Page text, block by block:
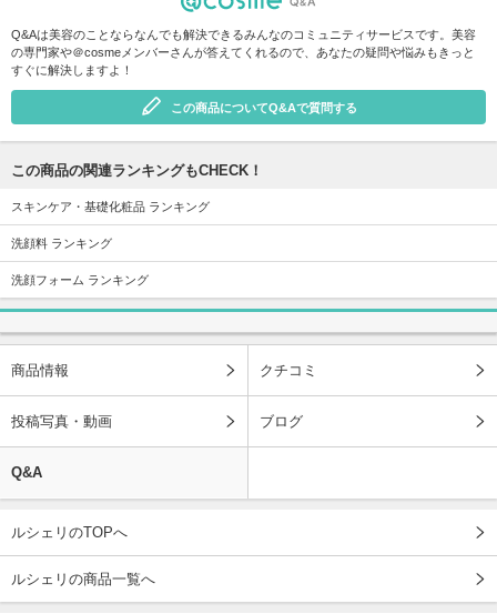
Q&Aは美容のことならなんでも解決できるみんなのコミュニティサービスです。美容
の専門家や＠cosmeメンバーさんが答えてくれるので、あなたの疑問や悩みもきっと
すぐに解決しますよ！
この商品についてQ&Aで質問する
この商品の関連ランキングもCHECK！
スキンケア・基礎化粧品 ランキング
洗顔料 ランキング
洗顔フォーム ランキング
商品情報 クチコミ
投稿写真・動画 ブログ
Q&A
ルシェリのTOPへ
ルシェリの商品一覧へ